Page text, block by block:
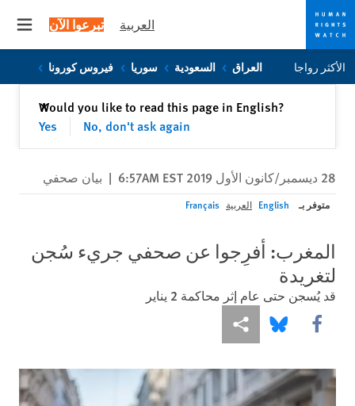
Skip
to
Skip
to
العربية تبرعوا الآن
الأكثر رواجا العراق السعودية سوريا فيروس كورونا
Would you like to read this page in English?
Yes
No, don't ask again
✕إغلاق
28 ديسمبر/كانون الأول 2019 6:57AM EST | بيان صحفي
متوفر بـ English العربية Français
المغرب: أفرِجوا عن صحفي جريء سُجن
لتغريدة
قد يُسجن حتى عام إثر محاكمة 2 يناير
Share this via Facebook
Share this via Bluesky
Share this via مشاركة